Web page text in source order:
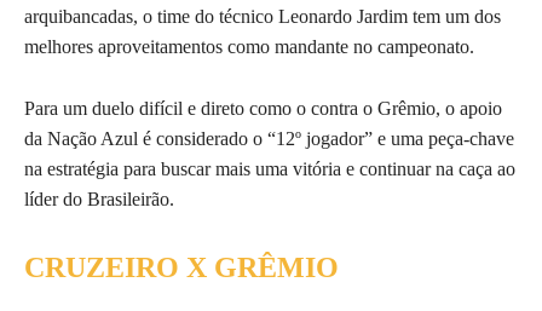
arquibancadas, o time do técnico Leonardo Jardim tem um dos
melhores aproveitamentos como mandante no campeonato.
Para um duelo difícil e direto como o contra o Grêmio, o apoio
da Nação Azul é considerado o “12º jogador” e uma peça-chave
na estratégia para buscar mais uma vitória e continuar na caça ao
líder do Brasileirão.
CRUZEIRO X GRÊMIO